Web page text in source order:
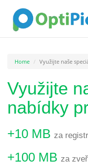
Home Využijte naše
Využijte
nabídky
+10 MB za
+100 MB za